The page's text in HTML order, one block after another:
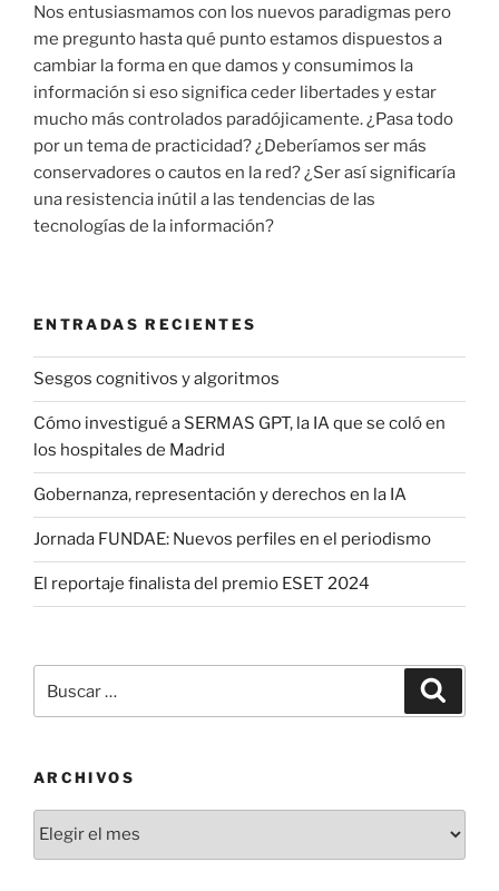
Nos entusiasmamos con los nuevos paradigmas pero
me pregunto hasta qué punto estamos dispuestos a
cambiar la forma en que damos y consumimos la
información si eso significa ceder libertades y estar
mucho más controlados paradójicamente. ¿Pasa todo
por un tema de practicidad? ¿Deberíamos ser más
conservadores o cautos en la red? ¿Ser así significaría
una resistencia inútil a las tendencias de las
tecnologías de la información?
ENTRADAS RECIENTES
Sesgos cognitivos y algoritmos
Cómo investigué a SERMAS GPT, la IA que se coló en
los hospitales de Madrid
Gobernanza, representación y derechos en la IA
Jornada FUNDAE: Nuevos perfiles en el periodismo
El reportaje finalista del premio ESET 2024
por:
ARCHIVOS